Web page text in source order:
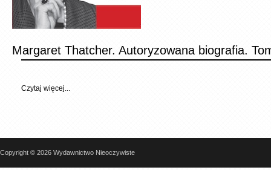
Margaret Thatcher. Autoryzowana biografia.
Czytaj więcej...
Copyright © 2026 Wydawnictwo Nieoczywiste